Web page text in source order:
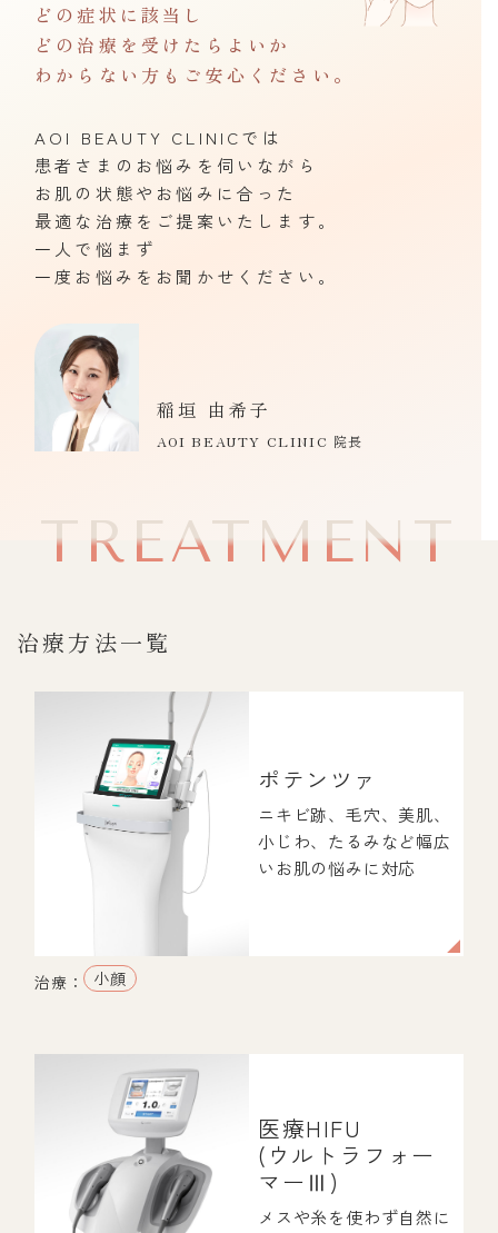
どの症状に該当し
どの治療を受けたらよいか
わからない方もご安心ください。
AOI BEAUTY CLINICでは
患者さまのお悩みを伺いながら
お肌の状態やお悩みに合った
最適な治療をご提案いたします。
一人で悩まず
一度お悩みをお聞かせください。
稲垣 由希子
AOI BEAUTY CLINIC 院長
TREATMENT
治療方法一覧
ポテンツァ
ニキビ跡、毛穴、美肌、
小じわ、たるみなど幅広
いお肌の悩みに対応
治療： 小顔
医療HIFU
(ウルトラフォー
マーⅢ)
メスや糸を使わず自然に